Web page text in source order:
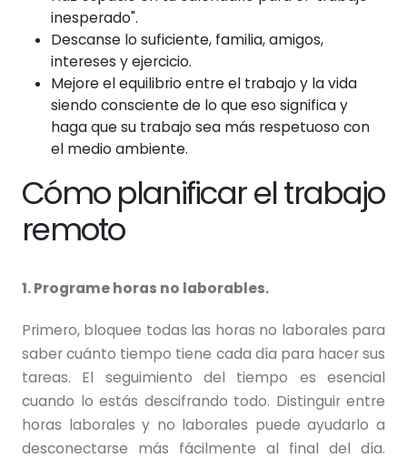
inesperado".
Descanse lo suficiente, familia, amigos,
intereses y ejercicio.
Mejore el equilibrio entre el trabajo y la vida
siendo consciente de lo que eso significa y
haga que su trabajo sea más respetuoso con
el medio ambiente.
Cómo planificar el trabajo
remoto
1. Programe horas no laborables.
Primero, bloquee todas las horas no laborales para
saber cuánto tiempo tiene cada día para hacer sus
tareas. El seguimiento del tiempo es esencial
cuando lo estás descifrando todo. Distinguir entre
horas laborales y no laborales puede ayudarlo a
desconectarse más fácilmente al final del día.